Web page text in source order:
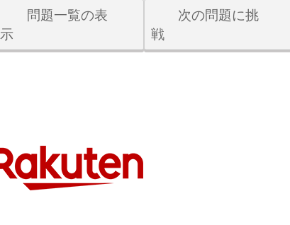
問題一覧の表
示
次の問題に挑
戦